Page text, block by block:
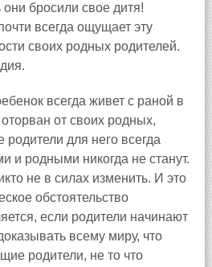
бросили свое дитя!
всегда ощущает эту
своих родных родителей.
всегда живет с раной в
от своих родных,
для него всегда
и родными никогда не станут.
не в силах изменить. И это
обстоятельство
если родители начинают
всему миру, что
родители, не то что